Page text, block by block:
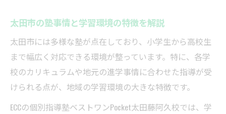
太田市の塾事情と学習環境の特徴を解説
太田市には多様な塾が点在しており、小学生から高校生
まで幅広く対応できる環境が整っています。特に、各学
校のカリキュラムや地元の進学事情に合わせた指導が受
けられる点が、地域の学習環境の大きな特徴です。
ECCの個別指導塾ベストワンPocket太田藤阿久校では、学